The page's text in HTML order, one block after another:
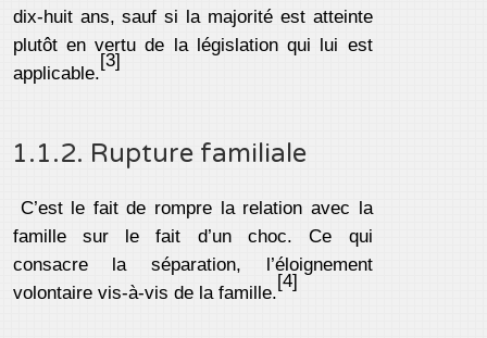
dix-huit ans, sauf si la majorité est atteinte
plutôt en vertu de la législation qui lui est
applicable.
[3]
1.1.2. Rupture familiale
C’est le fait de rompre la relation avec la
famille sur le fait d’un choc. Ce qui
consacre la séparation, l’éloignement
volontaire vis-à-vis de la famille.
[4]